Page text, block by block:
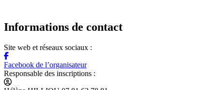
Informations de contact
Site web et réseaux sociaux :
Facebook de l’organisateur
Responsable des inscriptions :